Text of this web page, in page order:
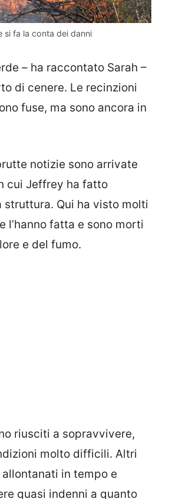
si fa la conta dei danni
– ha raccontato Sarah –
di cenere. Le recinzioni
fuse, ma sono ancora in
notizie sono arrivate
cui Jeffrey ha fatto
struttura. Qui ha visto molti
l’hanno fatta e sono morti
e del fumo.
riusciti a sopravvivere,
molto difficili. Altri
in tempo e
quasi indenni a quanto